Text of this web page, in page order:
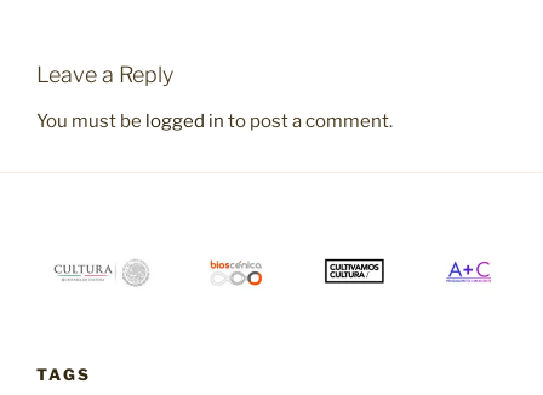
Leave a Reply
You must be logged in to post a comment.
TAGS